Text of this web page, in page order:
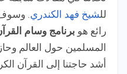
للشيخ فهد الكندري. وسوف
رائع هو برنامج وسام
المسلمين حول العالم
أشد حاجتنا إلى القرآن